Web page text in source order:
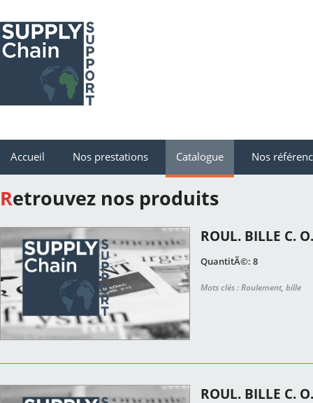
Accueil Nos prestations Catalogue Nos
Retrouvez nos produits
ROUL. BILLE C.
QuantitÃ©: 8
Mots clés : Roulement, bille
ROUL. BILLE C.